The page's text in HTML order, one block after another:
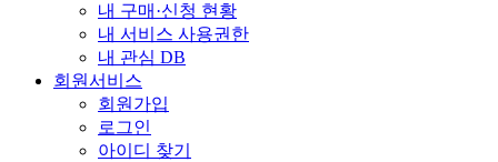
내 구매·신청 현황
내 서비스 사용권한
내 관심 DB
회원서비스
회원가입
로그인
아이디 찾기